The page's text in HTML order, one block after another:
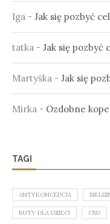
Iga - Jak się pozbyć
tatka - Jak się pozbyć
Martyśka - Jak się
Mirka - Ozdobne
TAGI
ANTYKONCEPCJA
BUTY DLA DZIECI CBD